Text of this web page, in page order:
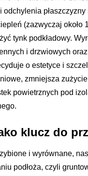
odchylenia
(zazwyczaj około
tynk podkładowy.
i drzwiowych
o estetyce i
zmniejsza
powietrznych pod
klucz do
i wyrównane,
podłoża, czyli